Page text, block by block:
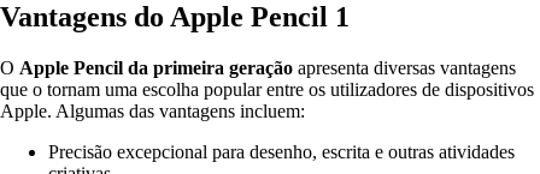
Vantagens do Apple Pencil 1
O Apple Pencil da primeira geração apresenta diversas vantagens
que o tornam uma escolha popular entre os utilizadores de dispositivos
Apple. Algumas das vantagens incluem:
Precisão excepcional para desenho, escrita e outras atividades